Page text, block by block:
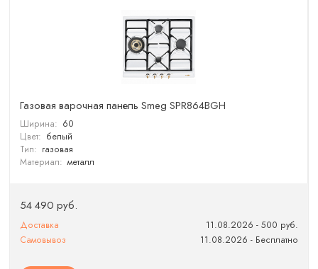
Газовая варочная панель Smeg SPR864BGH
Ширина: 60
Цвет: белый
Тип: газовая
Материал: металл
54 490 руб.
Доставка
11.08.2026 - 500 руб.
Самовывоз
11.08.2026 - Бесплатно